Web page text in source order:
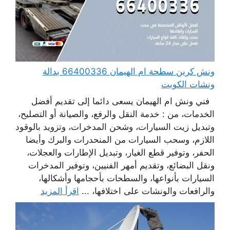
ونش كرين سطحة ام الهيمان 66400336 بدالة
ونشات الكويت
فني ونش ام الهيمان يسعى دائما إلى تقديم أفضل
الخدمات، من : خدمة النقل والرفع، والصيانة أو التصليح،
وتبديل زيت السيارات، وشحن المدخرات، وتزويد بالوقود
اللازم، وسحب السيارات من المنحدرات والبرك وأيضا
الحفر، وتوفير قطع الغيار، وتبديل الإطارات والعجلات،
ونقل البضائع، وتقديم أمهر الفنيين، وتوفير المدخرات
السيارات بأنواعها، والسطحات بأحجامها وأشكالها،
والرافعات والونشات على اختلافها، ... اقرأ المزيد